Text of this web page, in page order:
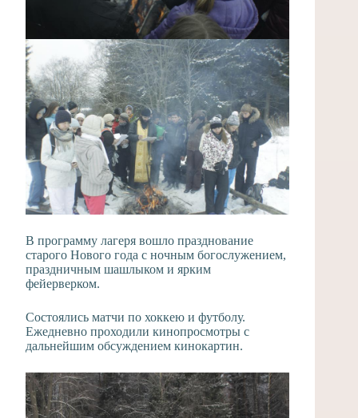
В программу лагеря вошло празднование
старого Нового года с ночным богослужением,
праздничным шашлыком и ярким
фейерверком.
Состоялись матчи по хоккею и футболу.
Ежедневно проходили кинопросмотры с
дальнейшим обсуждением кинокартин.